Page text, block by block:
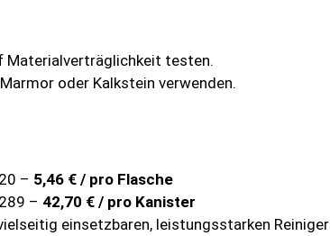
Materialverträglichkeit testen.
oder Kalkstein verwenden.
– 5,46 € / pro Flasche
– 42,70 € / pro Kanister
einsetzbaren, leistungsstarken